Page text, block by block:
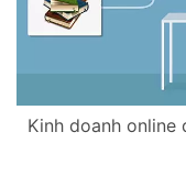
Kinh doanh online